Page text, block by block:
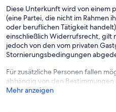
Diese Unterkunft wird von einem
(eine Partei, die nicht im Rahmen
oder beruflichen Tätigkeit
einschließlich Widerrufsrecht, gilt
jedoch von den vom privaten
Stornierungsbedingungen
Für zusätzliche Personen fallen
abhängig von den
Mehr anzeigen